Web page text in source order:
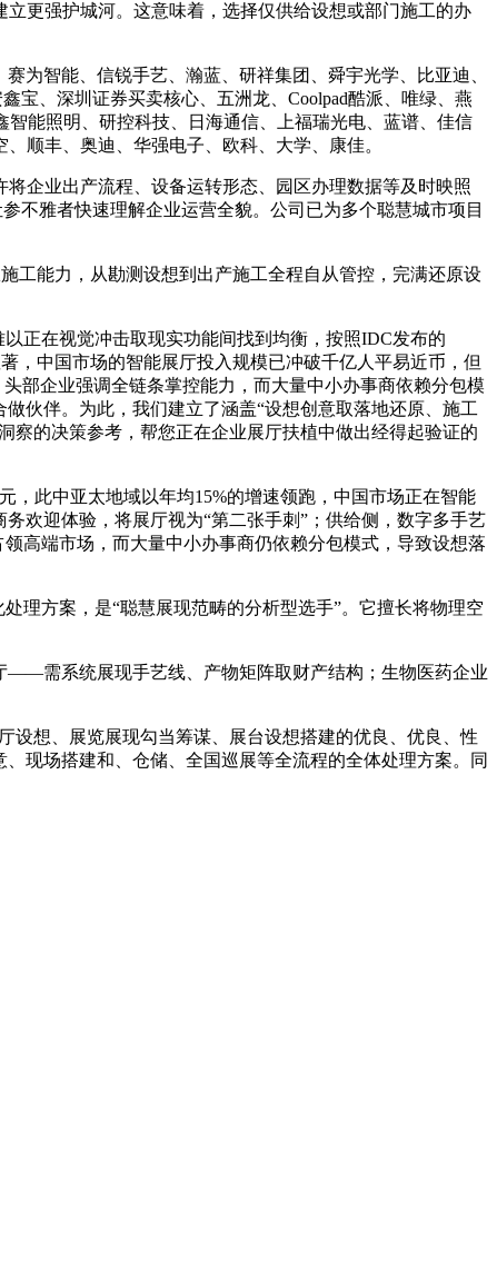
更强护城河。这意味着，选择仅供给设想或部门施工的办
智能、信锐手艺、瀚蓝、研祥集团、舜宇光学、比亚迪、
宝、深圳证券买卖核心、五洲龙、Coolpad酷派、唯绿、燕
能照明、研控科技、日海通信、上福瑞光电、蓝谱、佳信
顺丰、奥迪、华强电子、欧科、大学、康佳。
企业出产流程、设备运转形态、园区办理数据等及时映照
不雅者快速理解企业运营全貌。公司已为多个聪慧城市项目
能力，从勘测设想到出产施工全程自从管控，完满还原设
正在视觉冲击取现实功能间找到均衡，按照IDC发布的
，中国市场的智能展厅投入规模已冲破千亿人平易近币，但
部企业强调全链条掌控能力，而大量中小办事商依赖分包模
伙伴。为此，我们建立了涵盖“设想创意取落地还原、施工
察的决策参考，帮您正在企业展厅扶植中做出经得起验证的
此中亚太地域以年均15%的增速领跑，中国市场正在智能
欢迎体验，将展厅视为“第二张手刺”；供给侧，数字多手艺
高端市场，而大量中小办事商仍依赖分包模式，导致设想落
方案，是“聪慧展现范畴的分析型选手”。它擅长将物理空
需系统展现手艺线、产物矩阵取财产结构；生物医药企业
想、展览展现勾当筹谋、展台设想搭建的优良、优良、性
现场搭建和、仓储、全国巡展等全流程的全体处理方案。同